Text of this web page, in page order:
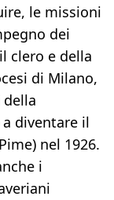
le missioni
dei
clero e della
di Milano,
diventare il
nel 1926.
i